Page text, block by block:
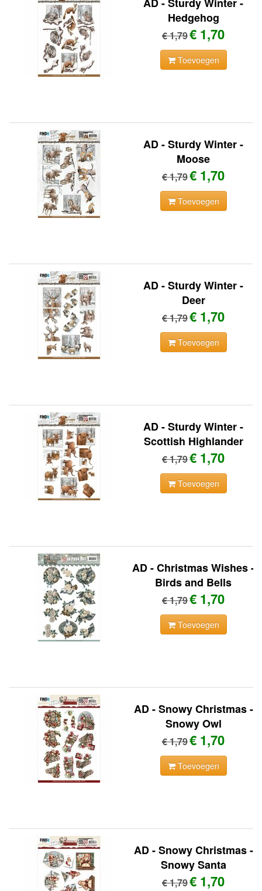
Hedgehog
€ 1,79€ 1,70
Toevoegen
AD - Sturdy Winter -
Moose
€ 1,79€ 1,70
Toevoegen
AD - Sturdy Winter -
Deer
€ 1,79€ 1,70
Toevoegen
AD - Sturdy Winter -
Scottish Highlander
€ 1,79€ 1,70
Toevoegen
AD - Christmas Wishes -
Birds and Bells
€ 1,79€ 1,70
Toevoegen
AD - Snowy Christmas -
Snowy Owl
€ 1,79€ 1,70
Toevoegen
AD - Snowy Christmas -
Snowy Santa
€ 1,79€ 1,70